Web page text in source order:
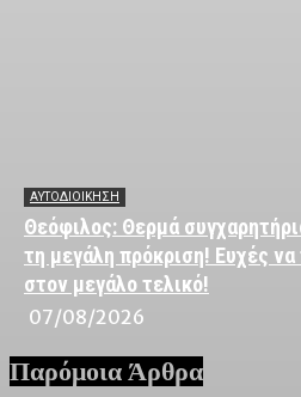
ΑΥΤΟΔΙΟΙΚΗΣΗ
Θεόφιλος: Θερμά
τη μεγάλη πρόκριση! Ευχές
στον μεγάλο τελικό!
07/08/2026
Παρόμοια Άρθρα